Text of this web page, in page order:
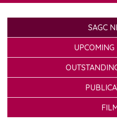
SAGC
UPCOMING